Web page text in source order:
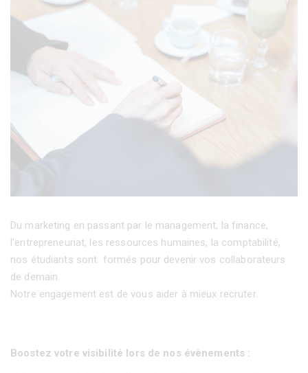
Du marketing en passant par le management, la finance,
l'entrepreneuriat, les ressources humaines, la comptabilité,
nos étudiants sont formés pour devenir vos collaborateurs
de demain.
Notre engagement est de vous aider à mieux recruter.
Boostez votre visibilité lors de nos évènements :